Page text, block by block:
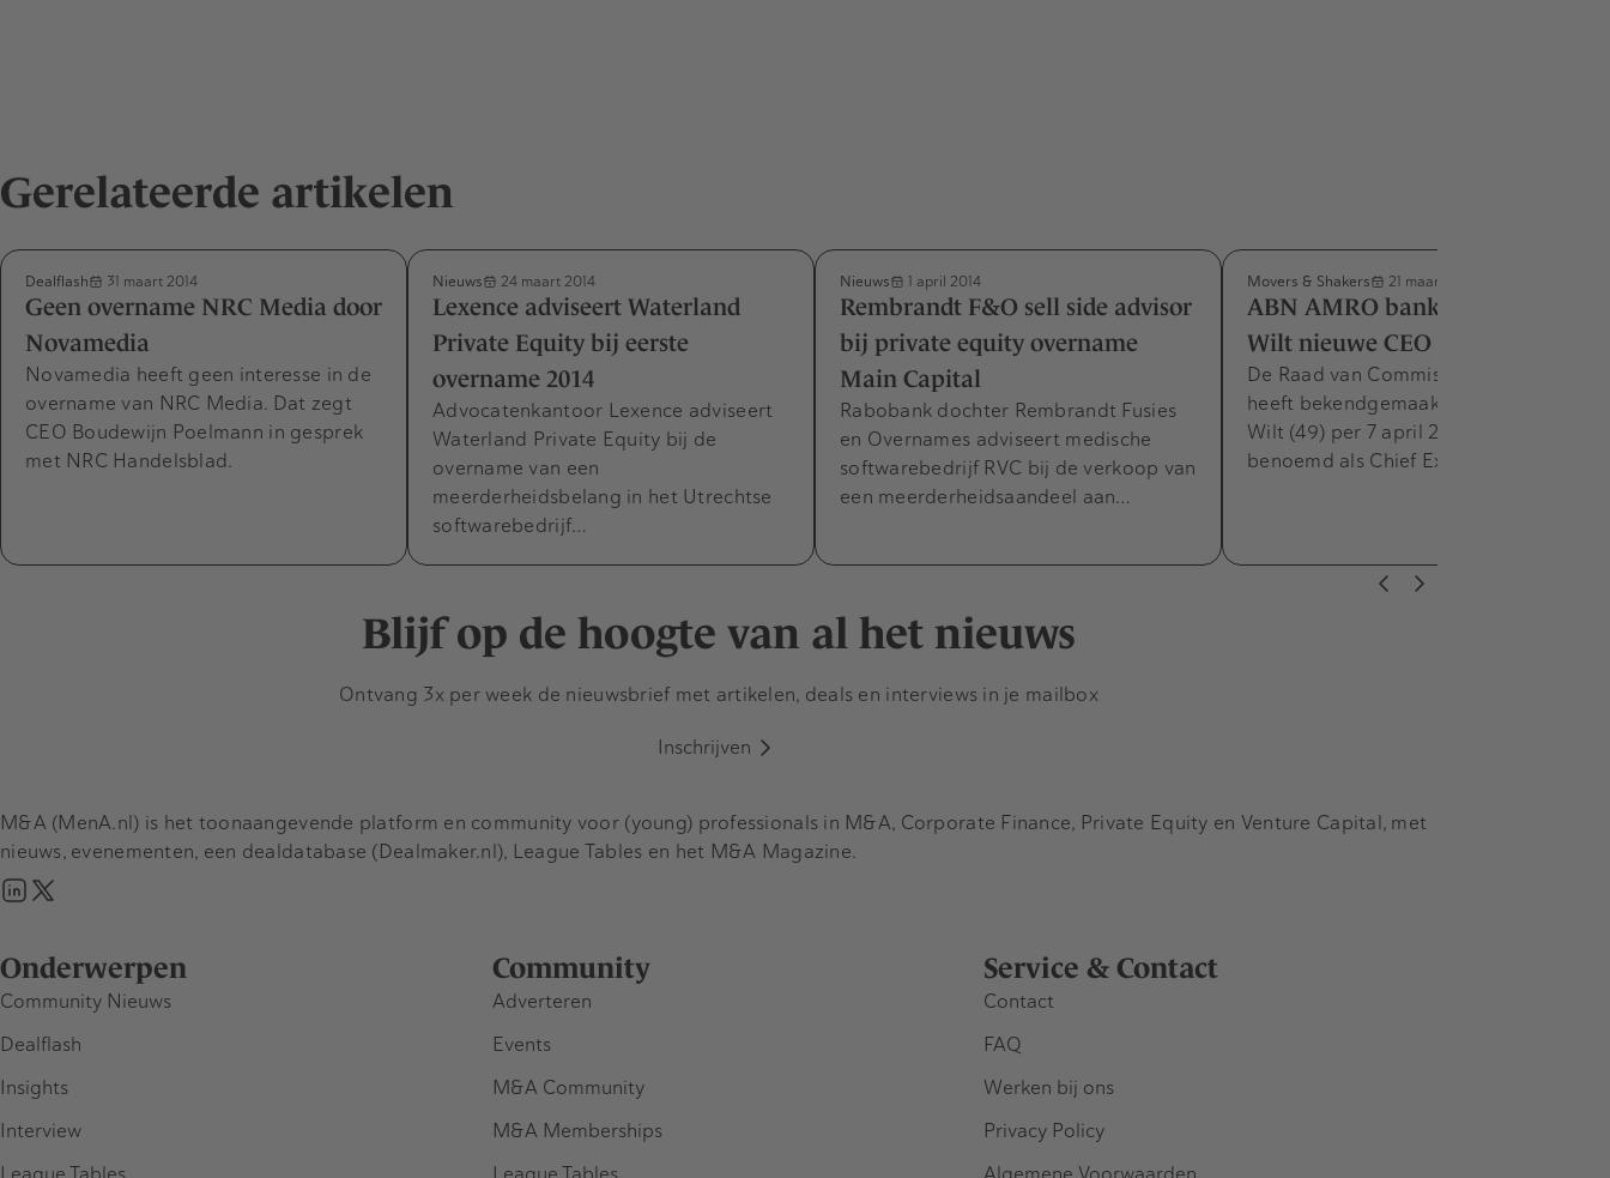
Gerelateerde artikelen
Dealflash 31 maart 2014
Geen overname NRC Media door
Novamedia
Novamedia heeft geen interesse in de
overname van NRC Media. Dat zegt
CEO Boudewijn Poelmann in gesprek
met NRC Handelsblad.
Nieuws 24 maart 2014
Lexence adviseert Waterland
Private Equity bij eerste
overname 2014
Advocatenkantoor Lexence adviseert
Waterland Private Equity bij de
overname van een
meerderheidsbelang in het Utrechtse
softwarebedrijf…
Nieuws 1 april 2014
Rembrandt F&O sell side advisor
bij private equity overname
Main Capital
Rabobank dochter Rembrandt Fusies
en Overnames adviseert medische
softwarebedrijf RVC bij de verkoop van
een meerderheidsaandeel aan…
Movers & Shakers 21 maart 2014
ABN AMRO bankier Paulus de
Wilt nieuwe CEO NIBC
De Raad van Commissarissen van NIBC
heeft bekendgemaakt dat Paulus de
Wilt (49) per 7 april 2014 wordt
benoemd als Chief Executive…
Blijf op de hoogte van al het nieuws
Ontvang 3x per week de nieuwsbrief met artikelen, deals en interviews in je mailbox
Inschrijven
Onderwerpen
Community Nieuws
Dealflash
Insights
Interview
Community
Adverteren
Events
M&A Community
M&A Memberships
Service & Contact
Contact
FAQ
Werken bij ons
Privacy Policy
M&A (MenA.nl) is het toonaangevende platform en community voor (young) professionals in M&A, Corporate Finance, Private Equity en Venture Capital, met
nieuws, evenementen, een dealdatabase (Dealmaker.nl), League Tables en het M&A Magazine.